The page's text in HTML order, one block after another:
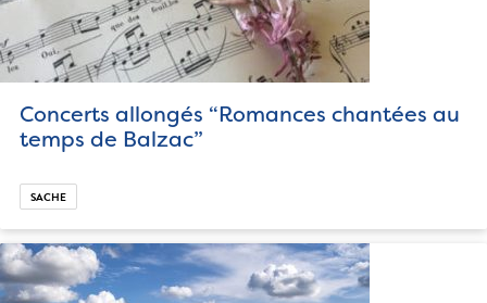
Concerts allongés “Romances chantées au
temps de Balzac”
SACHE